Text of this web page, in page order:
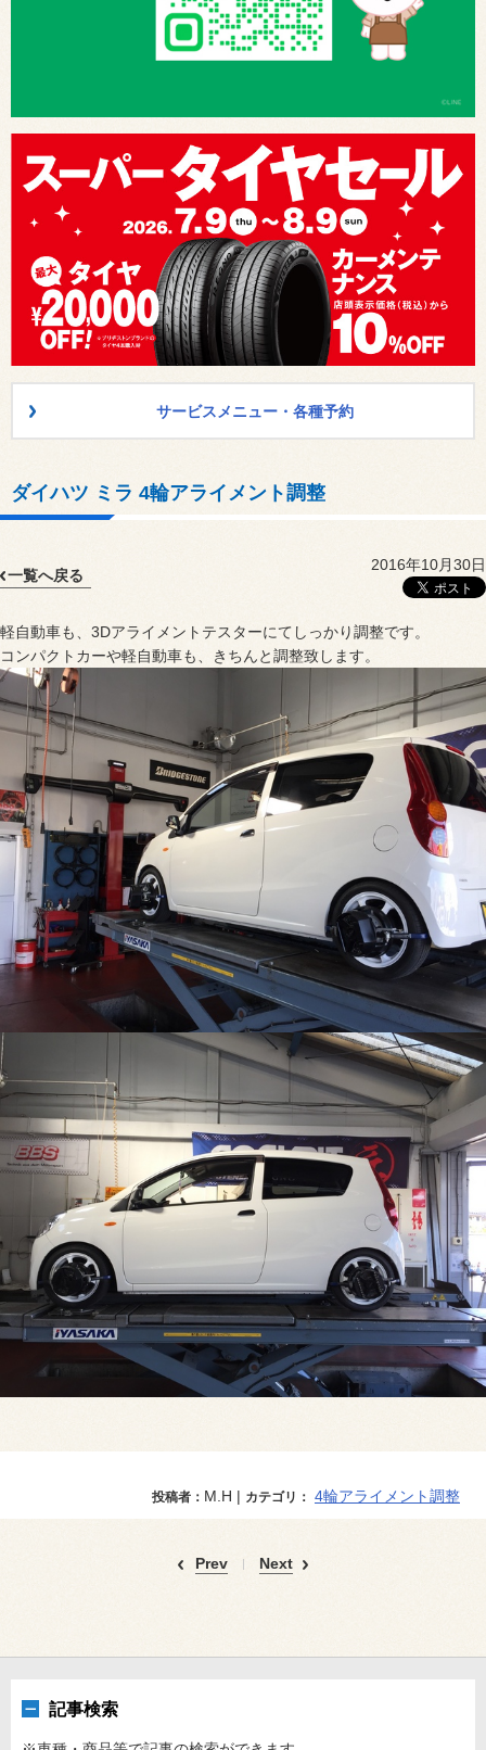
サービスメニュー・各種予約
ダイハツ ミラ 4輪アライメント調整
一覧へ戻る
2016年10月30日
軽自動車も、3Dアライメントテスターにてしっかり調整です。
コンパクトカーや軽自動車も、きちんと調整致します。
投稿者： M.H | カテゴリ： 4輪アライメント調整
Prev Next
記事検索